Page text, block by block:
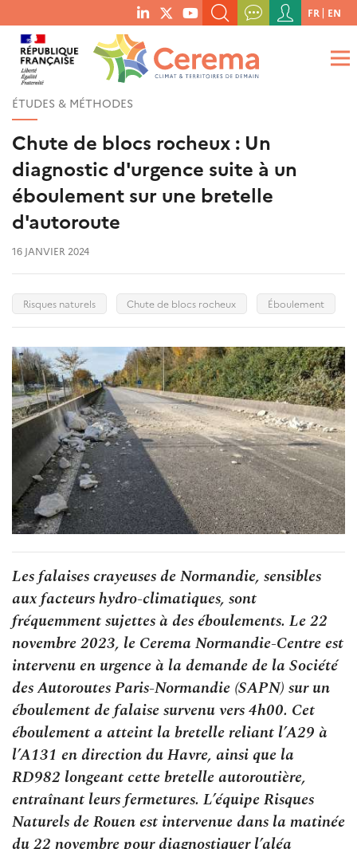
menu
social
links
RECHERCHER UN MOT-CLÉ, UNE PUBLICATION, ETC.
QUE RECHERCHEZ-VOUS ?
Menu
du
compte
de
FR EN
ÉTUDES & MÉTHODES
Chute de blocs rocheux : Un
diagnostic d'urgence suite à un
éboulement sur une bretelle
d'autoroute
16 JANVIER 2024
Risques naturels Chute de blocs rocheux Éboulement
Les falaises crayeuses de Normandie, sensibles
aux facteurs hydro-climatiques, sont
fréquemment sujettes à des éboulements. Le 22
novembre 2023, le Cerema Normandie-Centre est
intervenu en urgence à la demande de la Société
des Autoroutes Paris-Normandie (SAPN) sur un
éboulement de falaise survenu vers 4h00. Cet
éboulement a atteint la bretelle reliant l’A29 à
l’A131 en direction du Havre, ainsi que la
RD982 longeant cette bretelle autoroutière,
entraînant leurs fermetures. L’équipe Risques
Naturels de Rouen est intervenue dans la matinée
du 22 novembre pour diagnostiquer l’aléa